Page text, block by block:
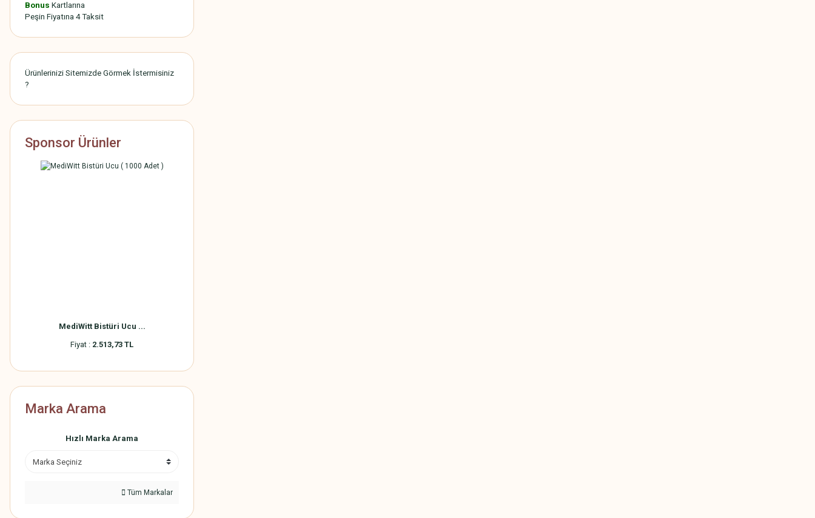
Bonus Kartlarına
Peşin Fiyatına 4 Taksit
Ürünlerinizi Sitemizde Görmek İstermisiniz
?
Sponsor Ürünler
MediWitt Bistüri Ucu ...
Fiyat : 2.513,73 TL
Marka Arama
Hızlı Marka Arama
Tüm Markalar